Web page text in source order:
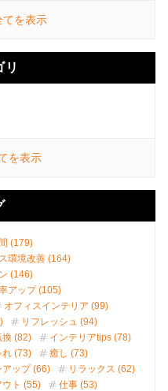
てを表示
リ
を表示
(179)
環境改善 (164)
(146)
アップ (105)
オフィスインテリア (99)
リフレッシュ (94)
換 (82)
インテリアtips (78)
れ (73)
癒し (73)
アップ (66)
リラックス (62)
ウト (55)
仕事 (53)